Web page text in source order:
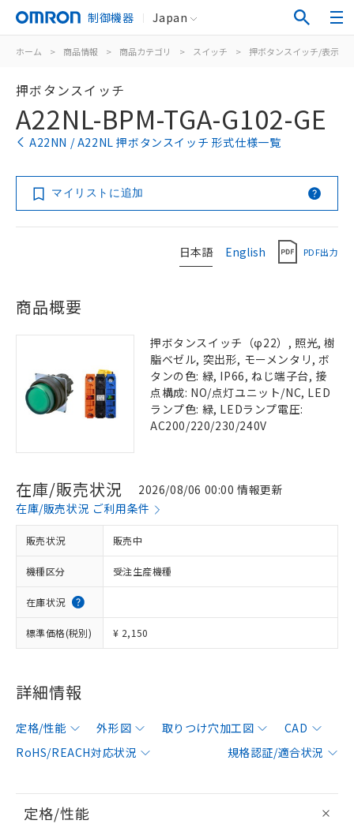
制御機器 Japan
ホーム > 商品情報 > 商品カテゴリ > スイッチ > 押ボタンスイッチ/表示灯
押ボタンスイッチ
A22NL-BPM-TGA-G102-GE
A22NN / A22NL 押ボタンスイッチ 形式仕様一覧
マイリストに追加
日本語 English PDF出力
商品概要
押ボタンスイッチ（φ22）, 照光, 樹
脂ベゼル, 突出形, モーメンタリ, ボ
タンの色: 緑, IP66, ねじ端子台, 接
点構成: NO/点灯ユニット/NC, LED
ランプ色: 緑, LEDランプ電圧:
AC200/220/230/240V
在庫/販売状況
2026/08/06 00:00 情報更新
在庫/販売状況 ご利用条件
販売状況 販売中
機種区分 受注生産機種
在庫状況
標準価格(税別) ¥ 2,150
詳細情報
定格/性能 外形図 取りつけ穴加工図
CAD
RoHS/REACH対応状況
規格認証/適合状況
定格/性能